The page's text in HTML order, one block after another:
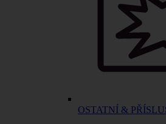
OSTATNÍ &